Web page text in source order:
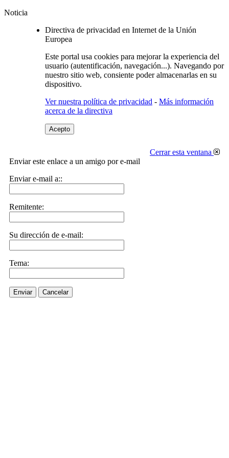
Noticia
Directiva de privacidad en Internet de la Unión
Europea
Este portal usa cookies para mejorar la experiencia del
usuario (autentificación, navegación...). Navegando por
nuestro sitio web, consiente poder almacenarlas en su
dispositivo.
Ver nuestra política de privacidad - Más información
acerca de la directiva
Acepto
Cerrar esta ventana
Enviar este enlace a un amigo por e-mail
Enviar e-mail a::
Remitente:
Su dirección de e-mail:
Tema:
Enviar Cancelar